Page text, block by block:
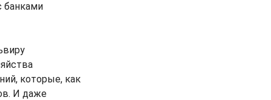
банками
которые, как
И даже